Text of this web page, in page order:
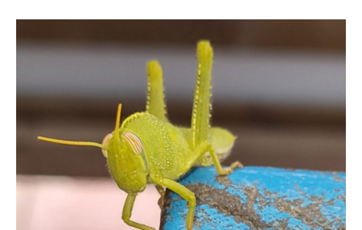
Kontaktformular
Dokumentation
Mobilheim und Preise